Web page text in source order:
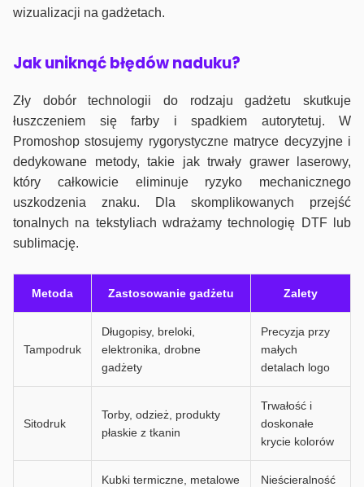
wizualizacji na gadżetach.
Jak uniknąć błędów naduku?
Zły dobór technologii do rodzaju gadżetu skutkuje
łuszczeniem się farby i spadkiem autorytetuj. W
Promoshop stosujemy rygorystyczne matryce decyzyjne i
dedykowane metody, takie jak trwały grawer laserowy,
który całkowicie eliminuje ryzyko mechanicznego
uszkodzenia znaku. Dla skomplikowanych przejść
tonalnych na tekstyliach wdrażamy technologię DTF lub
sublimację.
Metoda Zastosowanie gadżetu Zalety
Tampodruk
Długopisy, breloki,
elektronika, drobne
gadżety
Precyzja przy
małych
detalach logo
Sitodruk
Torby, odzież, produkty
płaskie z tkanin
Trwałość i
doskonałe
krycie kolorów
Kubki termiczne, metalowe
Nieścieralność